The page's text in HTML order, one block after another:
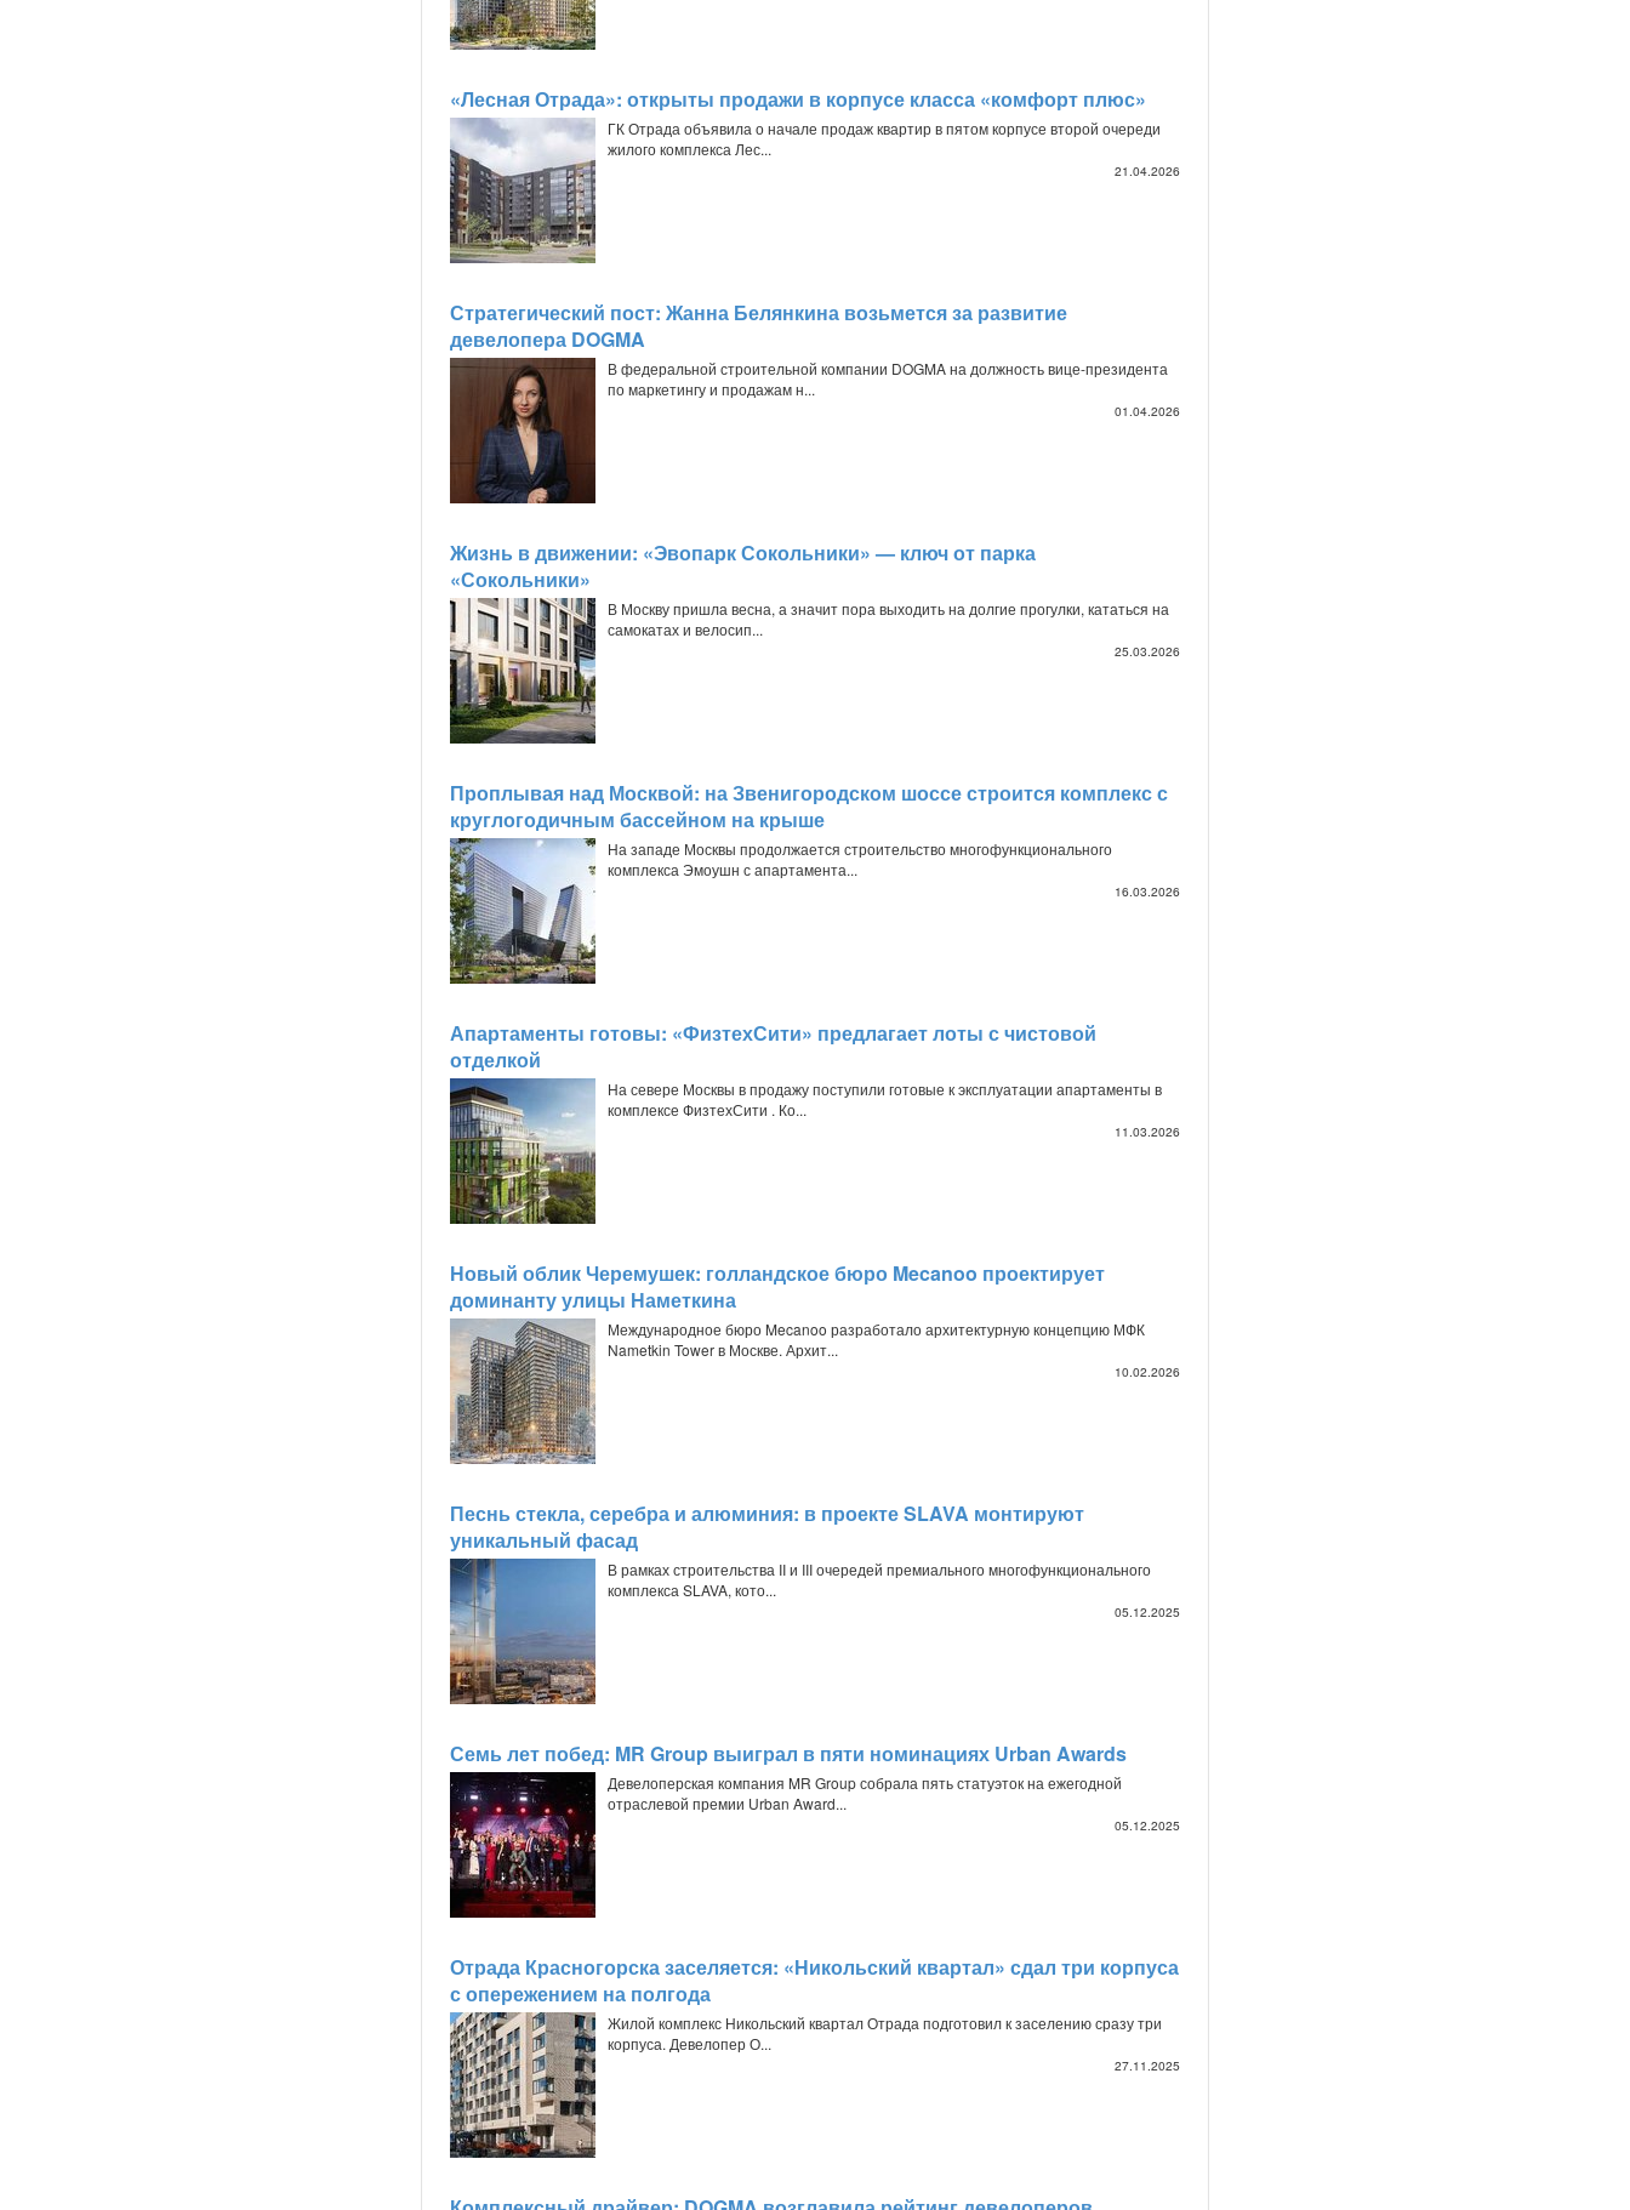
«Лесная Отрада»: открыты продажи в корпусе класса «комфорт плюс»
ГК Отрада объявила о начале продаж квартир в пятом корпусе второй очереди
жилого комплекса Лес...
21.04.2026
Стратегический пост: Жанна Белянкина возьмется за развитие
девелопера DOGMA
В федеральной строительной компании DOGMA на должность вице-президента
по маркетингу и продажам н...
01.04.2026
Жизнь в движении: «Эвопарк Сокольники» — ключ от парка
«Сокольники»
В Москву пришла весна, а значит пора выходить на долгие прогулки, кататься на
самокатах и велосип...
25.03.2026
Проплывая над Москвой: на Звенигородском шоссе строится комплекс с
круглогодичным бассейном на крыше
На западе Москвы продолжается строительство многофункционального
комплекса Эмоушн с апартамента...
16.03.2026
Апартаменты готовы: «ФизтехСити» предлагает лоты с чистовой
отделкой
На севере Москвы в продажу поступили готовые к эксплуатации апартаменты в
комплексе ФизтехСити . Ко...
11.03.2026
Новый облик Черемушек: голландское бюро Mecanoo проектирует
доминанту улицы Наметкина
Международное бюро Mecanoo разработало архитектурную концепцию МФК
Nametkin Tower в Москве. Архит...
10.02.2026
Песнь стекла, серебра и алюминия: в проекте SLAVA монтируют
уникальный фасад
В рамках строительства II и III очередей премиального многофункционального
комплекса SLAVA, кото...
05.12.2025
Семь лет побед: MR Group выиграл в пяти номинациях Urban Awards
Девелоперская компания MR Group собрала пять статуэток на ежегодной
отраслевой премии Urban Award...
05.12.2025
Отрада Красногорска заселяется: «Никольский квартал» сдал три корпуса
с опережением на полгода
Жилой комплекс Никольский квартал Отрада подготовил к заселению сразу три
корпуса. Девелопер О...
27.11.2025